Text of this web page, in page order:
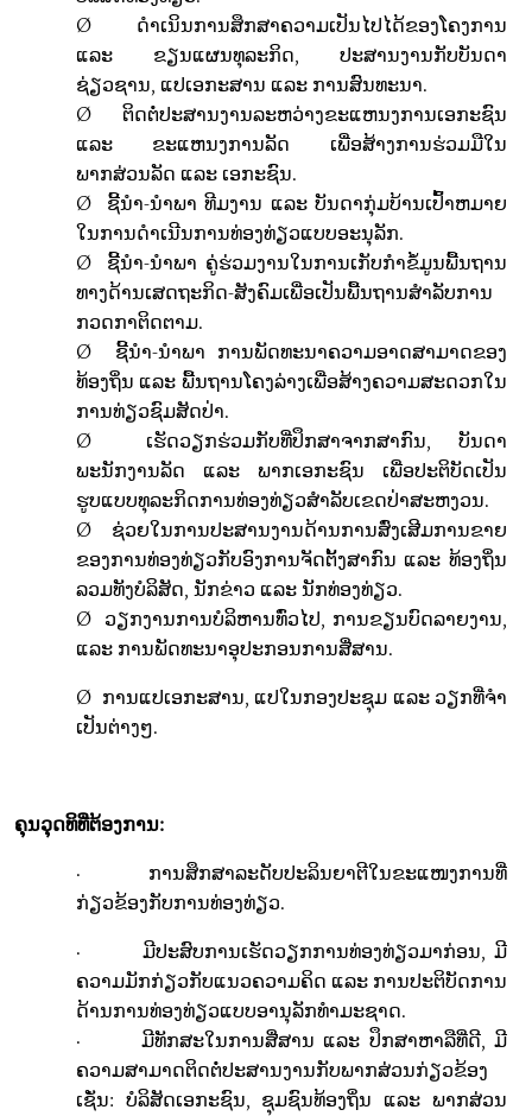
Ø ດຳເນິນການສຶກສາຄວາມເປັນໄປໄດ້ຂອງໂຄງການ
ແລະ ຂຽນແຜນທຸລະກິດ, ປະສານງານກັບບັນດາ
ຊ່ຽວຊານ, ແປເອກະສານ ແລະ ການສົນທະນາ.
Ø ຕິດຕໍ່ປະສານງານລະຫວ່າງຂະແຫນງການເອກະຊົນ
ແລະ ຂະແຫນງການລັດ ເພື່ອສ້າງການຮ່ວມມືໃນ
ພາກສ່ວນລັດ ແລະ ເອກະຊົນ.
Ø ຊີ້ນຳ-ນຳພາ ທີມງານ ແລະ ບັນດາກຸ່ມບ້ານເປົ້າຫມາຍ
ໃນການດໍາເນີນການທ່ອງທ່ຽວແບບອະນຸລັກ.
Ø ຊີ້ນຳ-ນຳພາ ຄູ່ຮ່ວມງານໃນການເກັບກໍາຂໍ້ມູນພື້ນຖານ
ທາງດ້ານເສດຖະກິດ-ສັງຄົມເພື່ອເປັນພື້ນຖານສໍາລັບການ
ກວດກາຕິດຕາມ.
Ø ຊີ້ນຳ-ນຳພາ ການພັດທະນາຄວາມອາດສາມາດຂອງ
ທ້ອງຖິ່ນ ແລະ ພື້ນຖານໂຄງລ່າງເພື່ອສ້າງຄວາມສະດວກໃນ
ການທ່ຽວຊົມສັດປ່າ.
Ø ເຮັດວຽກຮ່ວມກັບທີ່ປຶກສາຈາກສາກົນ, ບັນດາ
ພະນັກງານລັດ ແລະ ພາກເອກະຊົນ ເພື່ອປະຕິບັດເປັນ
ຮູບແບບທຸລະກິດການທ່ອງທ່ຽວສໍາລັບເຂດປ່າສະຫງວນ.
Ø ຊ່ວຍໃນການປະສານງານດ້ານການສົ່ງເສີມການຂາຍ
ຂອງການທ່ອງທ່ຽວກັບອົງການຈັດຕັ້ງສາກົນ ແລະ ທ້ອງຖິ່ນ
ລວມທັງບໍລິສັດ, ນັກຂ່າວ ແລະ ນັກທ່ອງທ່ຽວ.
Ø ວຽກງານການບໍລິຫານທົ່ວໄປ, ການຂຽນບົດລາຍງານ,
ແລະ ການພັດທະນາອຸປະກອນການສື່ສານ.
Ø ການແປເອກະສານ, ແປໃນກອງປະຊຸມ ແລະ ວຽກທີ່ຈຳ
ເປັນຕ່າງໆ.
ຄຸນວຸດທິທີ່ຕ້ອງການ:
· ການສຶກສາລະດັບປະລິນຍາຕີໃນຂະແໜງການທີ່
ກ່ຽວຂ້ອງກັບການທ່ອງທ່ຽວ.
· ມີປະສົບການເຮັດວຽກການທ່ອງທ່ຽວມາກ່ອນ,ມີ
ຄວາມມັກກ່ຽວກັບແນວຄວາມຄິດ ແລະ ການປະຕິບັດການ
ດ້ານການທ່ອງທ່ຽວແບບອານຸລັກທຳມະຊາດ.
·ມີທັກສະໃນການສື່ສານ ແລະ ປຶກສາຫາລືທີ່ດີ, ມີ
ຄວາມສາມາດຕິດຕໍ່ປະສານງານກັບພາກສ່ວນກ່ຽວຂ້ອງ
ເຊັ່ນ: ບໍລິສັດເອກະຊົນ, ຊຸມຊົນທ້ອງຖິ່ນ ແລະ ພາກສ່ວນ